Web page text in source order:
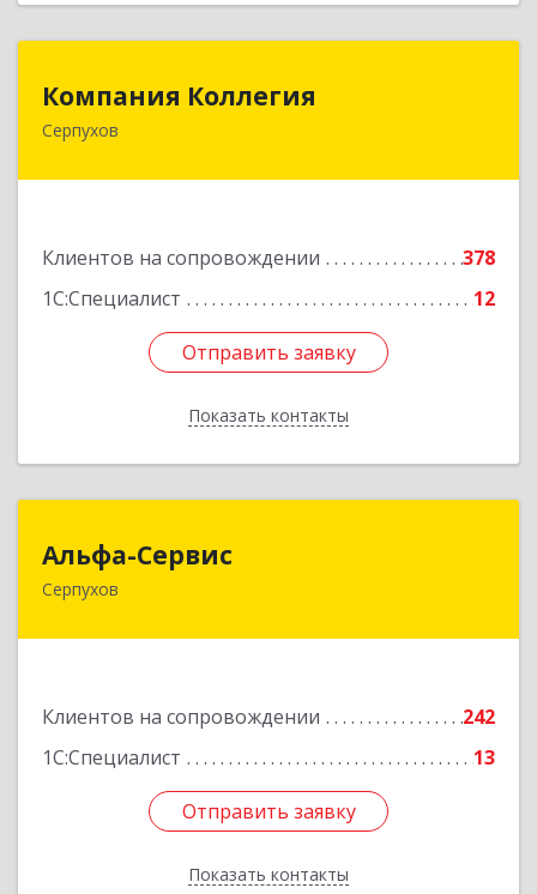
Компания Коллегия
Серпухов
Клиентов на сопровождении
378
1С:Специалист
12
Отправить заявку
Показать контакты
142211, Московская обл, Серпухов г, Оборонная
Отправить заявку
Назад
Альфа-Сервис
Серпухов
Клиентов на сопровождении
242
1С:Специалист
13
Отправить заявку
Показать контакты
Отправить заявку
Назад